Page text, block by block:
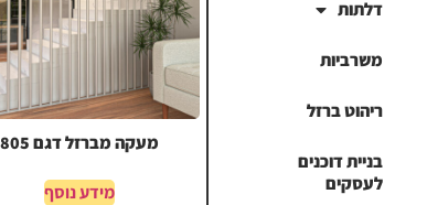
דלתות
משרביות
ריהוט ברזל
בניית דוכנים
לעסקים
מעקה מברזל דגם 805
מידע נוסף